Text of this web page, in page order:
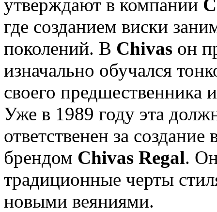
утверждают в компании
где созданием виски
поколений. В Chivas он
изначально обучался
своего предшественника
Уже в 1989 году эта
ответственен за
брендом Chivas Regal.
традиционные черты
новыми веяниями.